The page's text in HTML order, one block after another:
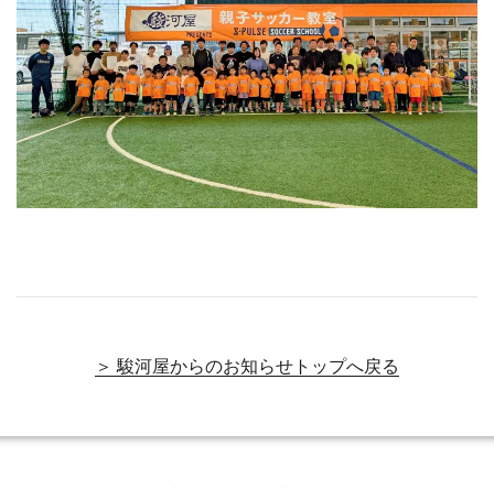
＞ 駿河屋からのお知らせトップへ戻る